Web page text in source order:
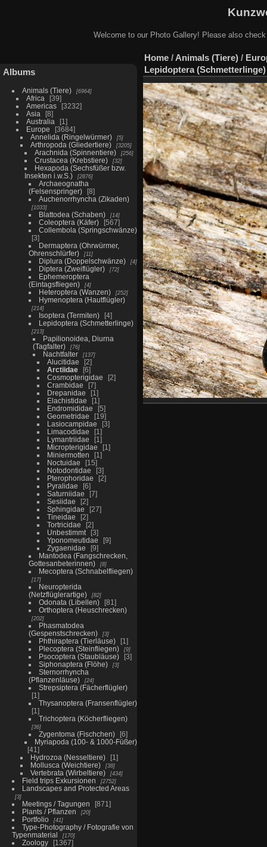
Welcome to our Photo Gallery! Please also
Albums
Animals (Tiere) 6964
Africa
39
Americas
3232
Asia
8
Australia
1
Europe
3684
Annelida (Ringelwürmer)
5
Arthropoda (Gliedertiere) 3205
Arachnida (Spinnentiere) 256
Crustacea (Krebstiere) 32
Hexapoda (Sechsfüßer bzw.
Insekten i.w.S.)
2876
Archaeognatha
(Felsenspringer)
8
Auchenorrhyncha (Zikaden)
1033
Blattodea (Schaben) 14
Coleoptera (Käfer)
567
Collembola (Springschwänze)
3
Dermaptera (Ohrwürmer,
Ohrenschlürfer)
11
Diplura (Doppelschwänze) 4
Diptera (Zweiflügler) 72
Ephemeroptera
(Eintagsfliegen)
4
Heteroptera (Wanzen) 252
Hymenoptera (Hautflügler)
214
Isoptera (Termiten)
4
Lepidoptera (Schmetterlinge)
213
Papilionoidea, Diurna
(Tagfalter)
76
Nachtfalter 137
Alucitidae
2
Arctiidae
6
Cosmopterigidae
2
Crambidae
7
Drepanidae
1
Elachistidae
1
Endromididae
5
Geometridae
19
Lasiocampidae
3
Limacodidae
1
Lymantriidae
1
Micropterigidae
1
Miniermotten
1
Noctuidae
15
Notodontidae
3
Pterophoridae
2
Pyralidae
6
Saturniidae
7
Sesiidae
2
Sphingidae
27
Tineidae
2
Tortricidae
2
Unbestimmt
3
Yponomeutidae
9
Zygaenidae
9
Mantodea (Fangschrecken,
Gottesanbeterinnen)
8
Mecoptera (Schnabelfliegen)
17
Neuropterida
(Netzflüglerartige)
82
Odonata (Libellen)
81
Orthoptera (Heuschrecken)
202
Phasmatodea
(Gespenstschrecken)
3
Phthiraptera (Tierläuse)
1
Plecoptera (Steinfliegen)
9
Psocoptera (Staubläuse)
3
Siphonaptera (Flöhe)
3
Sternorrhyncha
(Pflanzenläuse)
24
Strepsiptera (Fächerflügler)
1
Thysanoptera (Fransenflügler)
1
Trichoptera (Köcherfliegen)
36
Zygentoma (Fischchen)
6
Myriapoda (100- & 1000-Füßer)
41
Hydrozoa (Nesseltiere)
1
Mollusca (Weichtiere)
38
Vertebrata (Wirbeltiere) 434
Field trips Exkursionen 2752
Landscapes and Protected Areas
3
Meetings / Tagungen
871
Plants / Pflanzen
20
Portfolio 41
Type-Photography / Fotografie von
Typenmaterial
170
Zoology
1367
Home / Animals (Tiere) /
Lepidoptera (Schmetterlinge)